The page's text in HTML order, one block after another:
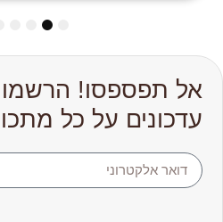
אל תפספסו!
עדכונים על כל